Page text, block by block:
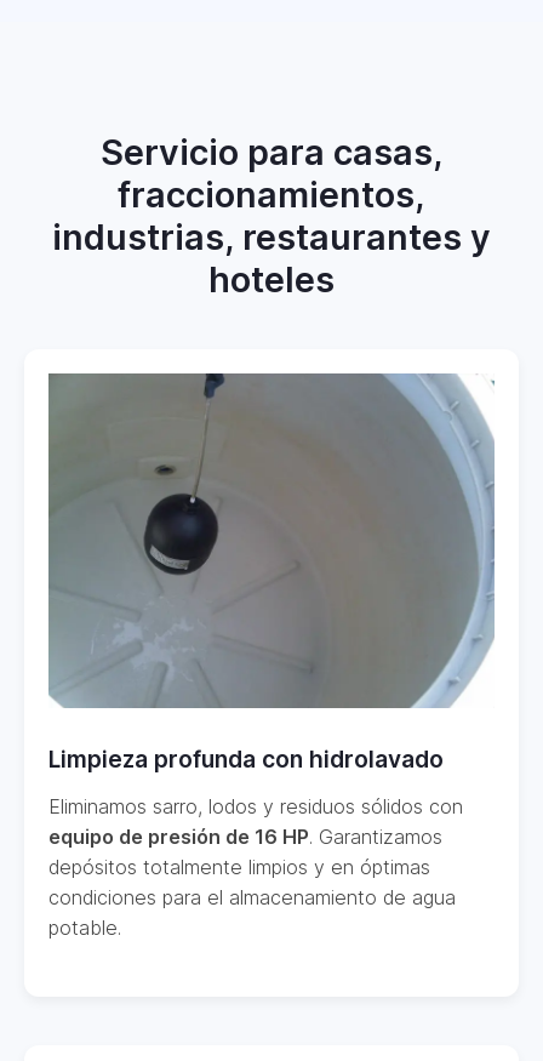
Servicio para casas,
fraccionamientos,
industrias, restaurantes y
hoteles
Limpieza profunda con hidrolavado
Eliminamos sarro, lodos y residuos sólidos con
equipo de presión de 16 HP. Garantizamos
depósitos totalmente limpios y en óptimas
condiciones para el almacenamiento de agua
potable.